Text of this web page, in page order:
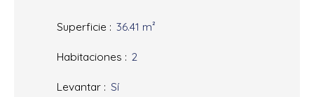
Superficie : 36.41 m²
Habitaciones : 2
Levantar : Sí